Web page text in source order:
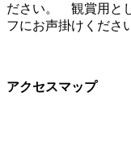
ださい。 観賞用と
フにお声掛けくださ
アクセスマップ